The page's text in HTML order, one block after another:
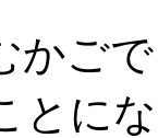
かご
とに